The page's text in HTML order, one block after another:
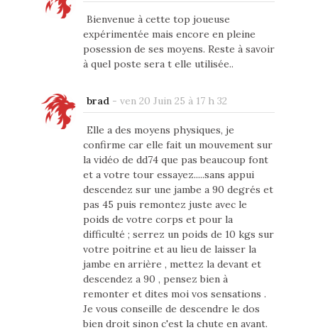
Bienvenue à cette top joueuse
expérimentée mais encore en pleine
posession de ses moyens. Reste à savoir
à quel poste sera t elle utilisée..
brad - ven 20 Juin 25 à 17 h 32
Elle a des moyens physiques, je
confirme car elle fait un mouvement sur
la vidéo de dd74 que pas beaucoup font
et a votre tour essayez.....sans appui
descendez sur une jambe a 90 degrés et
pas 45 puis remontez juste avec le
poids de votre corps et pour la
difficulté ; serrez un poids de 10 kgs sur
votre poitrine et au lieu de laisser la
jambe en arrière , mettez la devant et
descendez a 90 , pensez bien à
remonter et dites moi vos sensations .
Je vous conseille de descendre le dos
bien droit sinon c'est la chute en avant.